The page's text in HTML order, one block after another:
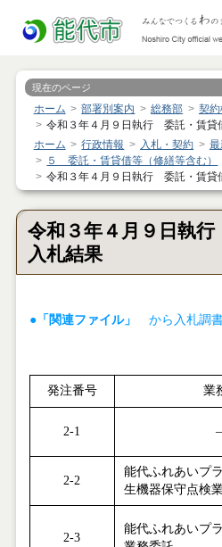
現在のページ
ホーム 部署別案内 総務部
契約
令和３年４月９日執行 委託・賃貸
ホーム
行政情報 入札・契約
５ 委託・賃貸借等（修繕等含む）
令和３年４月９日執行 委託・賃貸
令和３年４月９日執
入札結果
●「関連ファイル」 から入札調
発注番号 業
2-1
2-2
能代ふれあいプ
生機器保守点検
2-3
能代ふれあいプ